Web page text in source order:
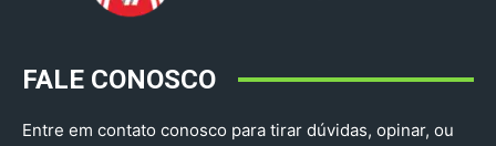
FALE CONOSCO
Entre em contato conosco para tirar dúvidas, opinar, ou